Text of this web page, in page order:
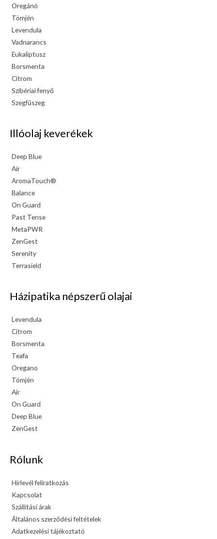
Oregánó
Tömjén
Levendula
Vadnarancs
Eukaliptusz
Borsmenta
Citrom
Szibériai fenyő
Szegfűszeg
Illóolaj keverékek
Deep Blue
Air
AromaTouch®
Balance
On Guard
Past Tense
MetaPWR
ZenGest
Serenity
Terrasield
Házipatika népszerű olajai
Levendula
Citrom
Borsmenta
Teafa
Oregano
Tömjén
Air
On Guard
Deep Blue
ZenGest
Rólunk
Hírlevél feliratkozás
Kapcsolat
Szállítási árak
Általános szerződési feltételek
Adatkezelési tájékoztató